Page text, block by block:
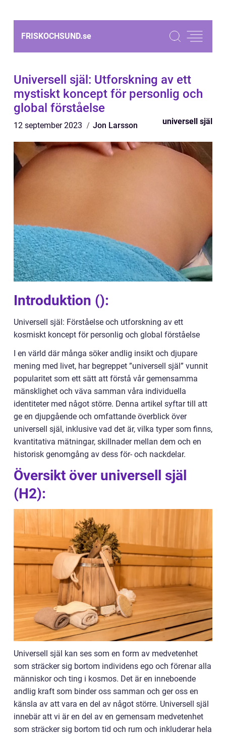
FRISKOCHSUND.se
Universell själ: Utforskning av ett
mystiskt koncept för personlig och
global förståelse
12 september 2023 Jon Larsson universell själ
Introduktion ():
Universell själ: Förståelse och utforskning av ett
kosmiskt koncept för personlig och global förståelse
I en värld där många söker andlig insikt och djupare
mening med livet, har begreppet ”universell själ” vunnit
popularitet som ett sätt att förstå vår gemensamma
mänsklighet och väva samman våra individuella
identiteter med något större. Denna artikel syftar till att
ge en djupgående och omfattande överblick över
universell själ, inklusive vad det är, vilka typer som finns,
kvantitativa mätningar, skillnader mellan dem och en
historisk genomgång av dess för- och nackdelar.
Översikt över universell själ
(H2):
Universell själ kan ses som en form av medvetenhet
som sträcker sig bortom individens ego och förenar alla
människor och ting i kosmos. Det är en inneboende
andlig kraft som binder oss samman och ger oss en
känsla av att vara en del av något större. Universell själ
innebär att vi är en del av en gemensam medvetenhet
som sträcker sig bortom tid och rum och inkluderar hela